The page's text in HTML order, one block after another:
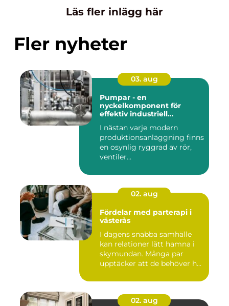
Läs fler inlägg här
Fler nyheter
03. aug
Pumpar - en
nyckelkomponent för
effektiv industriell
I nästan varje modern
produktionsanläggning finns
en osynlig ryggrad av rör,
ventiler...
02. aug
Fördelar med parterapi i
västerås
I dagens snabba samhälle
kan relationer lätt hamna i
skymundan. Många par
upptäcker att de behöver h...
02. aug